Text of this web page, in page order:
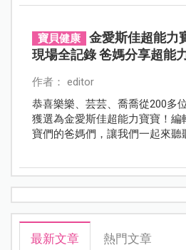
寶貝健康
金愛斯佳超能力
現場全記錄 爸媽分享超能
作者： editor
恭喜樂樂、芸芸、喬喬從200多
獲選為金愛斯佳超能力寶寶！
寶們的爸媽們，讓我們一起來聽
最新文章 熱門文章